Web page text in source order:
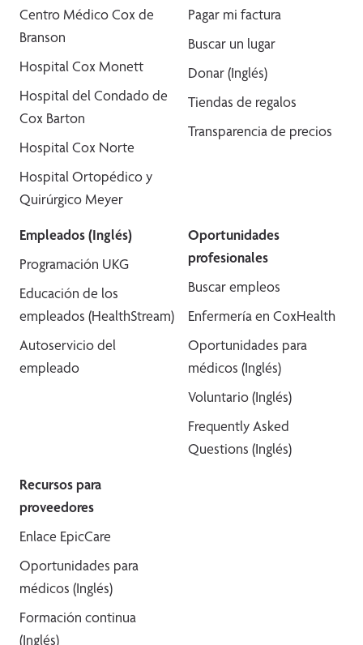
Centro Médico Cox de
Branson
Hospital Cox Monett
Hospital del Condado de
Cox Barton
Hospital Cox Norte
Hospital Ortopédico y
Quirúrgico Meyer
Pagar mi factura
Buscar un lugar
Donar (Inglés)
Tiendas de regalos
Transparencia de precios
Empleados (Inglés)
Programación UKG
Educación de los
empleados (HealthStream)
Autoservicio del
empleado
Oportunidades
profesionales
Buscar empleos
Enfermería en CoxHealth
Oportunidades para
médicos (Inglés)
Voluntario (Inglés)
Frequently Asked
Questions (Inglés)
Recursos para
proveedores
Enlace EpicCare
Oportunidades para
médicos (Inglés)
Formación continua
(Inglés)